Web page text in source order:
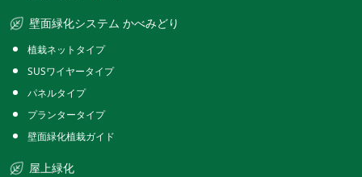
壁面緑化システム かべみどり
植栽ネットタイプ
SUSワイヤータイプ
パネルタイプ
プランタータイプ
壁面緑化植栽ガイド
屋上緑化